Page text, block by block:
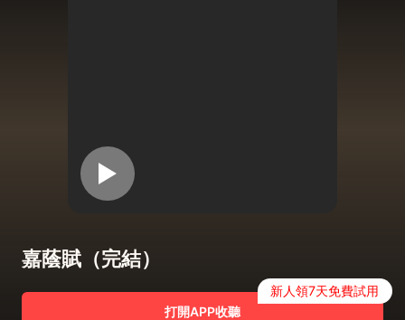
嘉蔭賦（完結）
打開APP收聽
新人領7天免費試用